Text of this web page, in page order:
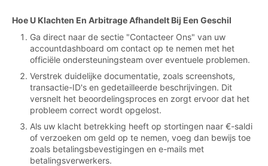
Hoe U Klachten En Arbitrage Afhandelt Bij Een Geschil
Ga direct naar de sectie "Contacteer Ons" van uw
accountdashboard om contact op te nemen met het
officiële ondersteuningsteam over eventuele problemen.
Verstrek duidelijke documentatie, zoals screenshots,
transactie-ID's en gedetailleerde beschrijvingen. Dit
versnelt het beoordelingsproces en zorgt ervoor dat het
probleem correct wordt opgelost.
Als uw klacht betrekking heeft op stortingen naar €-saldi
of verzoeken om geld op te nemen, voeg dan bewijs toe
zoals betalingsbevestigingen en e-mails met
betalingsverwerkers.